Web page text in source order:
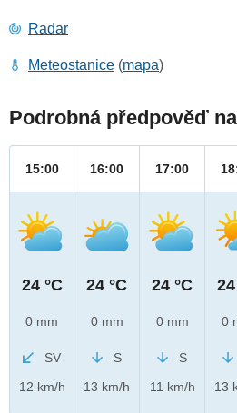
Radar
Meteostanice (mapa)
Podrobná předpověď
15:00
24 °C
0 mm
SV
12 km/h
16:00
24 °C
0 mm
S
13 km/h
17:00
24 °C
0 mm
S
11 km/h
0
13